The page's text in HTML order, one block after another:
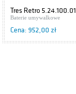
Tres Retro 5.24.100.01
Baterie umywalkowe
Cena: 952,00 zł